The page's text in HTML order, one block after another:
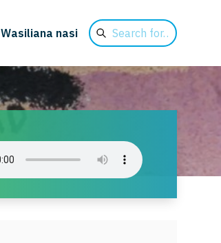
Wasiliana nasi
Search
for